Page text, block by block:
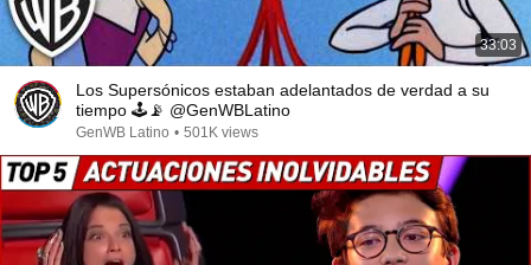
33:03
Los Supersónicos estaban adelantados de verdad a su
tiempo 🕹️📡 @GenWBLatino​
GenWB Latino • 501K views